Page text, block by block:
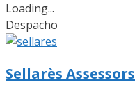
Loading...
Despacho
Sellarès Assessors